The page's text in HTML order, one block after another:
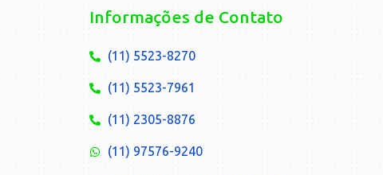
Informações de Contato
(11) 5523-8270
(11) 5523-7961
(11) 2305-8876
(11) 97576-9240